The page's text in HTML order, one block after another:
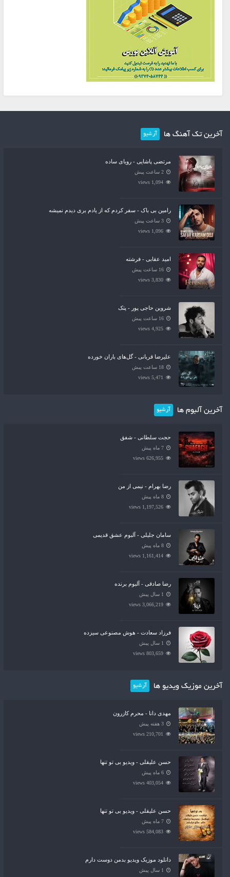
آخرین تک آهنگ ها آرشیو
مرتضی پاشایی - رویای ساده
2 ساعت پیش
1,094 views
رامین بی باک - سفر کردم که از یادم بری دیدم نمیشه
3 ساعت پیش
1,096 views
امید عقابی - فرشته
16 ساعت پیش
3,830 views
شروین حاجی پور - پتک
16 ساعت پیش
4,925 views
علیرضا قربانی - گل‌های باران خورده
18 ساعت پیش
5,471 views
آخرین آلبوم ها آرشیو
حجت سلطانی - شفق
7 ماه پیش
626,955 views
رضا بهرام - نیمی از من
8 ماه پیش
1,197,526 views
سامان جلیلی - آلبوم عشق قدیمی
8 ماه پیش
1,161,414 views
رضا صادقی - آلبوم برنده
1 سال پیش
3,066,219 views
فرزاد سعادت - هوش مصنوعی سیزده
1 سال پیش
803,659 views
آخرین موزیک ویدیو ها آرشیو
مهدی دانا - محرم کازرون
3 هفته پیش
210,701 views
حسن علیقلی - ویدیو بی تو تنها
6 ماه پیش
403,054 views
حسن علیقلی - ویدیو بی تو تنها
7 ماه پیش
584,083 views
دانلود موزیک ویدیو بدمن دوست دارم
1 سال پیش